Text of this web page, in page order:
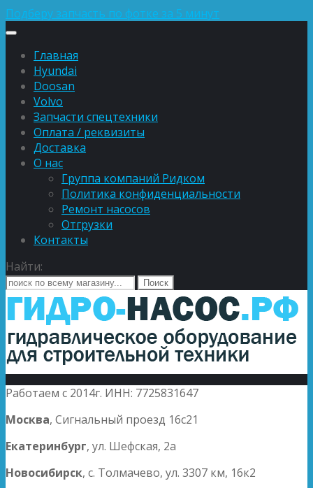
Подберу запчасть по фотке за 5 минут
Главная
Hyundai
Doosan
Volvo
Запчасти спецтехники
Оплата / реквизиты
Доставка
О нас
Группа компаний Ридком
Политика конфиденциальности
Ремонт насосов
Отгрузки
Контакты
Найти:
Работаем с 2014г. ИНН: 7725831647
Москва, Сигнальный проезд 16с21
Екатеринбург, ул. Шефская, 2а
Новосибирск, с. Толмачево, ул. 3307 км, 16к2